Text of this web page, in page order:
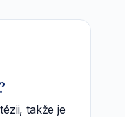
takže je